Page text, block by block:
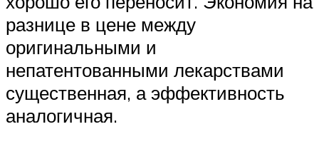
разнице в цене между
оригинальными и
непатентованными лекарствами
существенная, а эффективность
аналогичная.